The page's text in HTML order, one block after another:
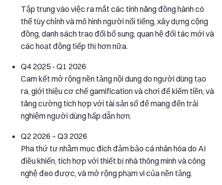
Tập trung vào việc ra mắt các tính năng đồng hành có
thể tùy chỉnh và mô hình người nổi tiếng, xây dựng cộng
đồng, danh sách trao đổi bổ sung, quan hệ đối tác mới và
các hoạt động tiếp thị hơn nữa.
Q4 2025 - Q1 2026
Cam kết mở rộng nền tảng nội dung do người dùng tạo
ra, giới thiệu cơ chế gamification và chơi để kiếm tiền, và
tăng cường tích hợp với tài sản số để mang đến trải
nghiệm người dùng hấp dẫn hơn.
Q2 2026 – Q3 2026
Pha thứ tư nhằm mục đích đảm bảo cá nhân hóa do AI
điều khiển, tích hợp với thiết bị nhà thông minh và công
nghệ đeo được, và mở rộng phạm vi của nền tảng.